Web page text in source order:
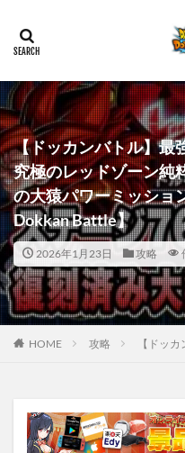
【ドッカンバトル】最
究極のレッドゾーン純
の大猿パワーミッショ
Dokkan Battle】
2026年1月23日 攻略
HOME 攻略 【ドッ